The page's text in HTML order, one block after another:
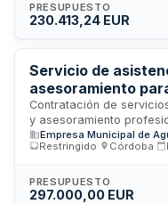
firmes realizadas por
organismos privados
periódicas de
PRESUPUESTO
230.413,24 EUR
Servicio de
asesoramiento
obras de EMACSA
Contratación de
y asesoramiento
proyectos, dirección de
servicios por parte de
a profesionales y
económica, financiera y
Empresa Municipal de
Restringido
Córdoba
PRESUPUESTO
297.000,00 EUR